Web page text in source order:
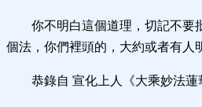
你不明白這個道理，切記不要
個法，你們裡頭的，大約或者有人
恭錄自 宣化上人《大乘妙法蓮